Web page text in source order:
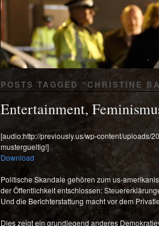
POSTS TAGGED “CHRISTINE
Entertainment,
[audio:http://previously.us/wp-content/uploads/
mustergueltig!]
Download
Politische Skandale gehören zum us-
der Öffentlichkeit entschlossen:
Und die Berichterstattung macht vor dem
Dies zeigt ein grundlegend anderes